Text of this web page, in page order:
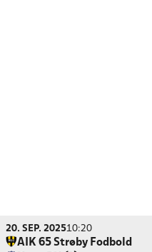
20. SEP. 202510:20
AIK 65 Strøby Fodbold